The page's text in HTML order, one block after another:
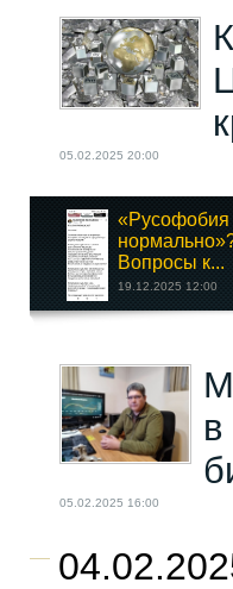
05.02.2025 20:00
«Русофобия
Вопросы к...
19.12.2025 12:00
привлечь...
01.08.2024 16:00
05.02.2025 16:00